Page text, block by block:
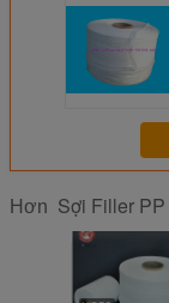
Hơn Sợi Filler PP